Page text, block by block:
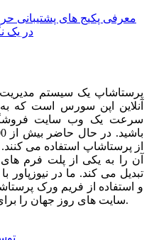
معرفی پکیج های پشتیبانی
در یک
پرستاشاپ یک سیستم
آنلاین اپن سورس است که
سرعت یک وب سایت
از پرستاشاپ استفاده می
آن را به یکی از پلت فرم
تبدیل می کند. ما در نیوزپاور
و استفاده از فریم ورک
سایت های روز جهان را برای شما طراحی می کنیم.